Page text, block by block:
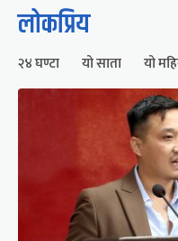
लोकप्रिय
२४ घण्टा यो साता यो